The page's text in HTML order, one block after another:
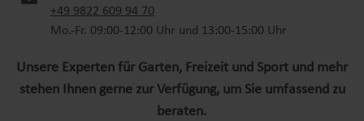
+49 9822 609 94 70
Mo.-Fr. 09:00-12:00 Uhr und 13:00-15:00 Uhr
Unsere Experten für Garten, Freizeit und Sport und mehr
stehen Ihnen gerne zur Verfügung, um Sie umfassend zu
beraten.